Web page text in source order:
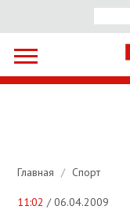
Главная / Спорт
11:02 / 06.04.2009